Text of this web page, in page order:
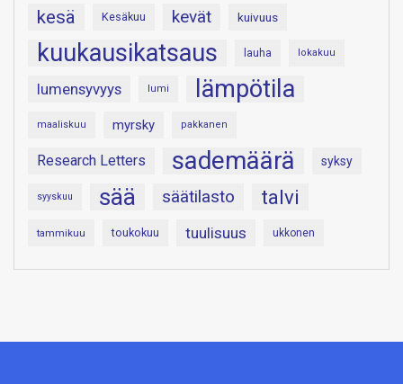
kesä Kesäkuu kevät kuivuus
kuukausikatsaus lauha lokakuu
lumensyvyys lumi lämpötila
maaliskuu myrsky pakkanen
Research Letters sademäärä syksy
syyskuu sää säätilasto talvi
tammikuu toukokuu tuulisuus ukkonen